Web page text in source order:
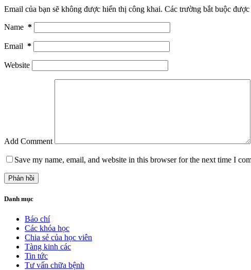
Email của bạn sẽ không được hiển thị công khai. Các trường bắt buộc được
Name *
Email *
Website
Add Comment
Save my name, email, and website in this browser for the next time I
Phản hồi
Danh mục
Báo chí
Các khóa học
Chia sẻ của học viên
Tàng kinh các
Tin tức
Tư vấn chữa bệnh